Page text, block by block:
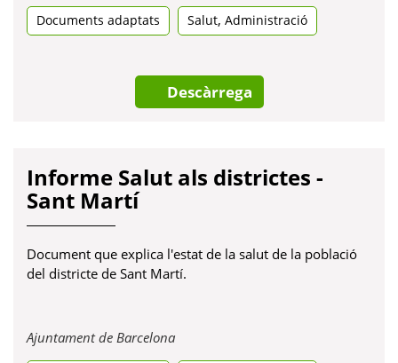
una
pestanya
Documents adaptats Salut, Administració
Descàrrega
Informe Salut als districtes -
Sant Martí
Document que explica l'estat de la salut de la població
del districte de Sant Martí.
Ajuntament de BarcelonaObre